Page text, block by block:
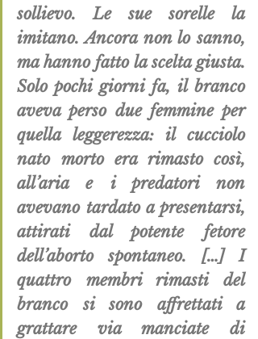
sollievo. Le sue sorelle la
imitano. Ancora non lo sanno,
ma hanno fatto la scelta giusta.
Solo pochi giorni fa, il branco
aveva perso due femmine per
quella leggerezza: il cucciolo
nato morto era rimasto così,
all’aria e i predatori non
avevano tardato a presentarsi,
attirati dal potente fetore
dell’aborto spontaneo. […] I
quattro membri rimasti del
branco si sono affrettati a
grattare via manciate di